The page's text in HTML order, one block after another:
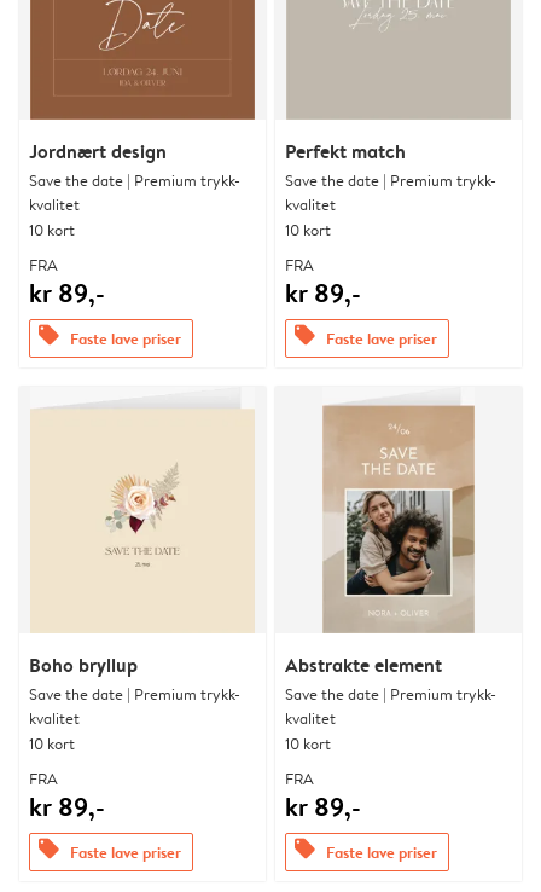
Jordnært design
Save the date | Premium trykk-
kvalitet
10 kort
FRA
kr 89,-
offers Faste lave priser
Perfekt match
Save the date | Premium trykk-
kvalitet
10 kort
FRA
kr 89,-
offers Faste lave priser
Boho bryllup
Save the date | Premium trykk-
kvalitet
10 kort
FRA
kr 89,-
offers Faste lave priser
Abstrakte element
Save the date | Premium trykk-
kvalitet
10 kort
FRA
kr 89,-
offers Faste lave priser